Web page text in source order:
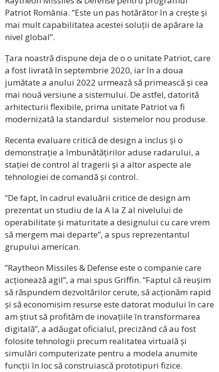
Patriot România. ”Este un pas hotărâtor în a crește și
mai mult capabilitatea acestei soluții de apărare la
nivel global”.
Țara noastră dispune deja de o o unitate Patriot, care
a fost livrată în septembrie 2020, iar în a doua
jumătate a anului 2022 urmează să primească și cea
mai nouă versiune a sistemului. De astfel, datorită
arhitecturii flexibile, prima unitate Patriot va fi
modernizată la standardul sistemelor nou produse.
Recenta evaluare critică de design a inclus și o
demonstrație a îmbunătățirilor aduse radarului, a
stației de control al tragerii și a altor aspecte ale
tehnologiei de comandă și control.
”De fapt, în cadrul evaluării critice de design am
prezentat un studiu de la A la Z al nivelului de
operabilitate și maturitate a designului cu care vrem
să mergem mai departe”, a spus reprezentantul
grupului american.
”Raytheon Missiles & Defense este o companie care
acționează agil”, a mai spus Griffin. ”Faptul că reușim
să răspundem dezvoltărilor cerute, să acționăm rapid
și să economisim resurse este datorat modului în care
am știut să profităm de inovațiile în transformarea
digitală”, a adăugat oficialul, precizând că au fost
folosite tehnologii precum realitatea virtuală și
simulări computerizate pentru a modela anumite
funcții în loc să construiască prototipuri fizice.